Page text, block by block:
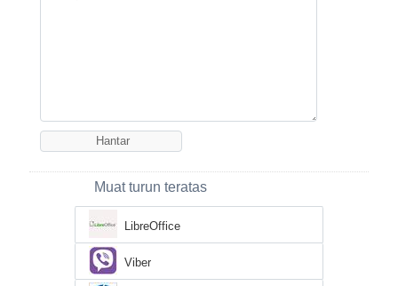
Muat turun teratas
LibreOffice
Viber